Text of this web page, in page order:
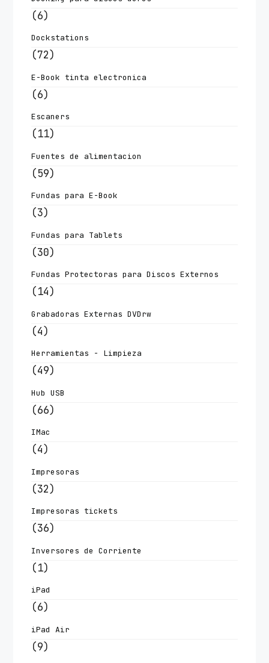
(6)
Dockstations
(72)
E-Book tinta electronica
(6)
Escaners
(11)
Fuentes de alimentacion
(59)
Fundas para E-Book
(3)
Fundas para Tablets
(30)
Fundas Protectoras para Discos Externos
(14)
Grabadoras Externas DVDrw
(4)
Herramientas - Limpieza
(49)
Hub USB
(66)
IMac
(4)
Impresoras
(32)
Impresoras tickets
(36)
Inversores de Corriente
(1)
iPad
(6)
iPad Air
(9)